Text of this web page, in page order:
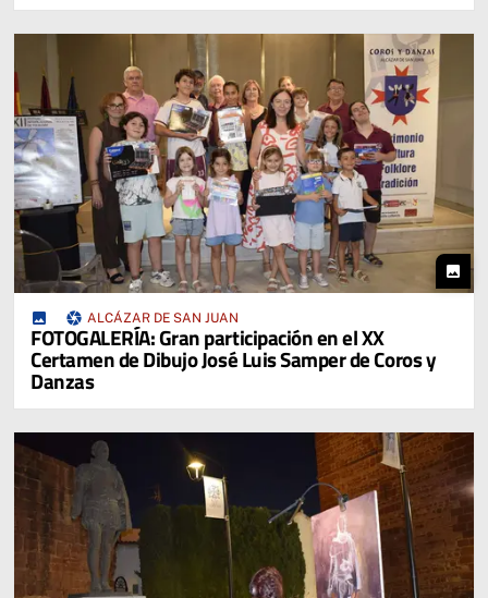
photo
photo_camera ALCÁZAR DE SAN JUAN
FOTOGALERÍA: Gran participación en el XX
Certamen de Dibujo José Luis Samper de Coros y
Danzas